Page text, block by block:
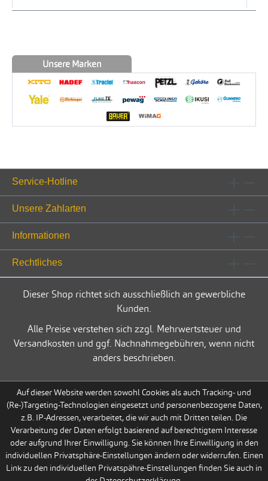
Unsere Marken
Service-Hotline
Unsere Zahlarten
Informationen
Rechtliches
Dieser Shop richtet sich ausschließlich an gewerbliche
Kunden.
Alle Preise verstehen sich zzgl. Mehrwertsteuer und
Versandkosten und ggf. Nachnahmegebühren, wenn nicht
anders beschrieben.
Auf dieser Website werden sowohl Cookies als auch Tracking- und
(Re-)Targeting-Technologien eingesetzt und personenbezogene Daten,
z.B. IP-Adressen, verarbeitet, die wir auch mit Dritten teilen. Die
Verarbeitung der Daten erfolgt basierend auf berechtigtem Interesse
oder aufgrund Ihrer Einwilligung. Sie können Ihre Einwilligung in den
individuellen Privatsphäre-Einstellungen ändern oder widerrufen. Einen
Link zu den individuellen Privatspähre-Einstellungen finden Sie auch in